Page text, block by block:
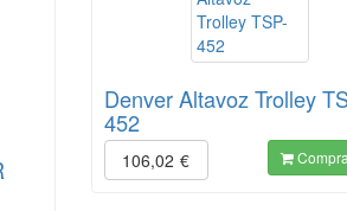
Denver Altavoz Trolley
452
106,02 €